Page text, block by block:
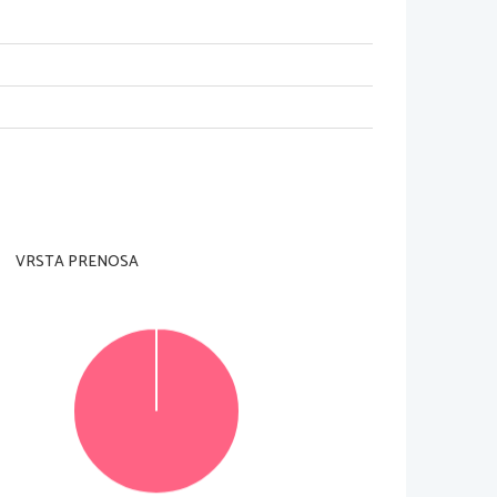
v za to predvideni prostor. Pišite
in rešitev zapišite na novo. Ne
itljivi zapisi in
VRSTA PRENOSA